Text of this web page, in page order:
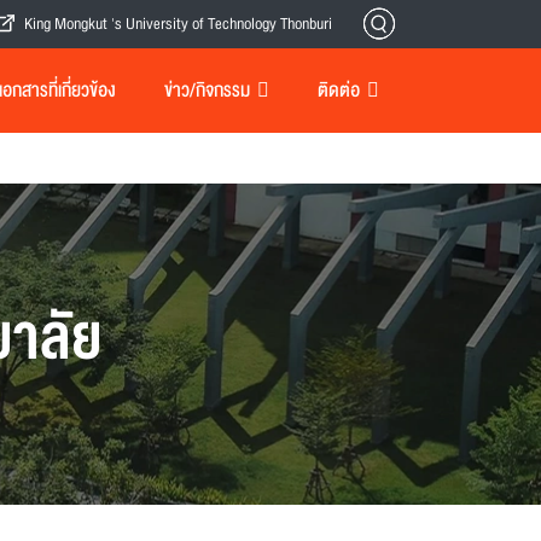
King Mongkut 's University of Technology Thonburi
กสารที่เกี่ยวข้อง ข่าว/กิจกรรม ติดต่อ
ลัย